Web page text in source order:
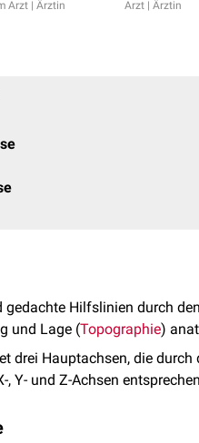
Arzt | Ärztin Arzt | Ärztin
gedachte Hilfslinien durch
und Lage (Topographie)
drei Hauptachsen, die durch
, Y- und Z-Achsen